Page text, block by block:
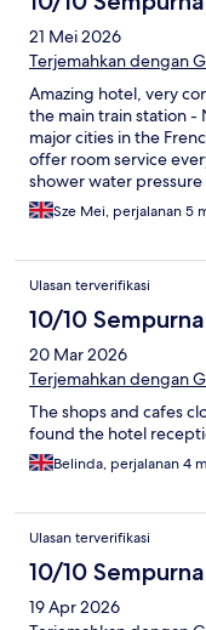
21 Mei 2026
Terjemahkan dengan
Amazing hotel, very
the main train station -
major cities in the
offer room service
shower water
the hotel!
Sze Mei, perjalanan 5
Ulasan terverifikasi
10/10 Sempurna
20 Mar 2026
Terjemahkan dengan
The shops and cafes
found the hotel
Belinda, perjalanan 4
Ulasan terverifikasi
10/10 Sempurna
19 Apr 2026